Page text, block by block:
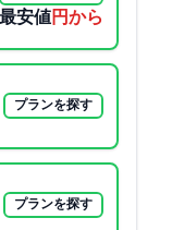
最安値5200円から
プランを探す
プランを探す